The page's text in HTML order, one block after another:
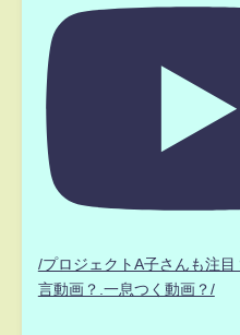
/プロジェクトA子さんも
言動画？.一息つく動画？/